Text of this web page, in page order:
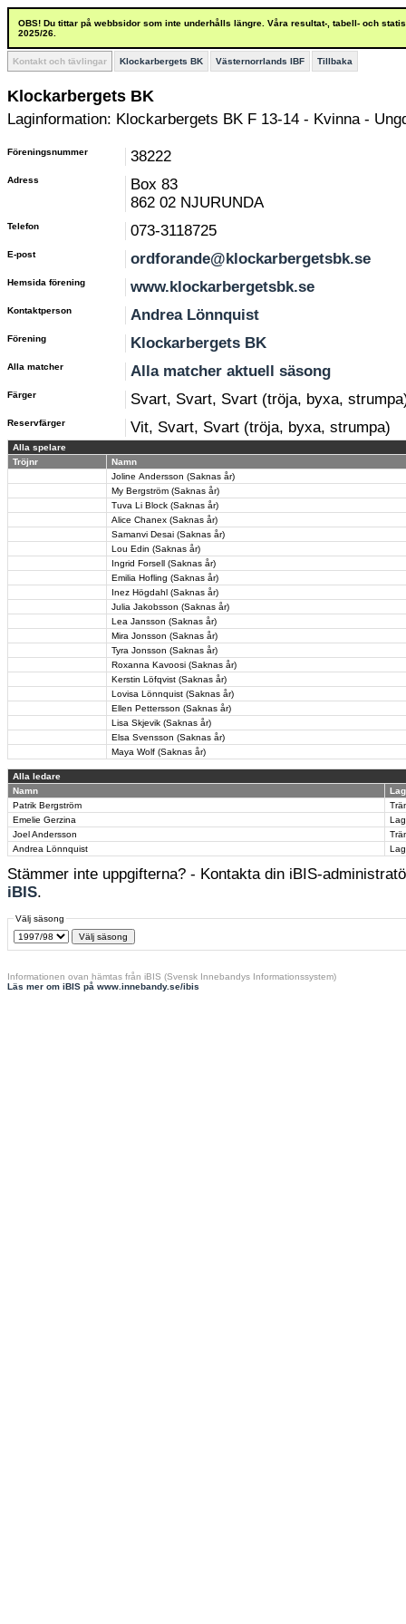
OBS! Du tittar på webbsidor som inte underhålls längre. Våra resultat-, tabell- och
2025/26.
Kontakt och tävlingar Klockarbergets BK Västernorrlands IBF Tillbaka
Klockarbergets BK
Laginformation: Klockarbergets BK F 13-14 - Kvinna -
Föreningsnummer 38222
Adress
Box 83
862 02 NJURUNDA
Telefon 073-3118725
E-post ordforande@klockarbergetsbk.se
Hemsida förening www.klockarbergetsbk.se
Kontaktperson Andrea Lönnquist
Förening Klockarbergets BK
Alla matcher Alla matcher aktuell säsong
Färger Svart, Svart, Svart (tröja, byxa,
Reservfärger Vit, Svart, Svart (tröja, byxa, strumpa)
Alla spelare
Tröjnr
Namn
Joline Andersson (Saknas år)
My Bergström (Saknas år)
Tuva Li Block (Saknas år)
Alice Chanex (Saknas år)
Samanvi Desai (Saknas år)
Lou Edin (Saknas år)
Ingrid Forsell (Saknas år)
Emilia Hofling (Saknas år)
Inez Högdahl (Saknas år)
Julia Jakobsson (Saknas år)
Lea Jansson (Saknas år)
Mira Jonsson (Saknas år)
Tyra Jonsson (Saknas år)
Roxanna Kavoosi (Saknas år)
Kerstin Löfqvist (Saknas år)
Lovisa Lönnquist (Saknas år)
Ellen Pettersson (Saknas år)
Lisa Skjevik (Saknas år)
Elsa Svensson (Saknas år)
Maya Wolf (Saknas år)
Alla ledare
Namn
Patrik Bergström
Emelie Gerzina
Joel Andersson
Andrea Lönnquist
Stämmer inte uppgifterna? - Kontakta din iBIS-
iBIS.
Välj säsong
Informationen ovan hämtas från iBIS (Svensk Innebandys Informationssystem)
Läs mer om iBIS på www.innebandy.se/ibis